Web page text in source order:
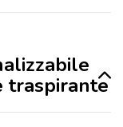
traspirante